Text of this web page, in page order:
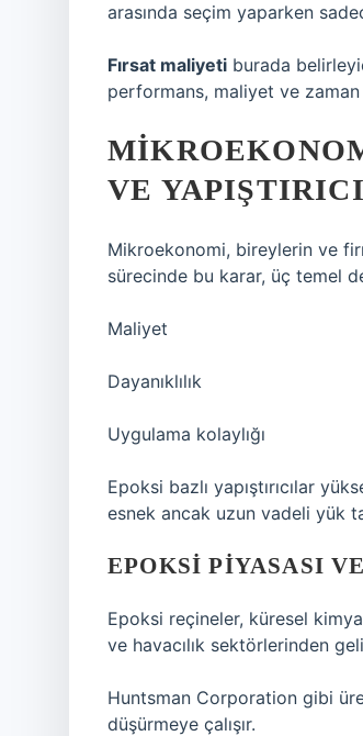
arasında seçim yaparken
Fırsat maliyeti burada
performans, maliyet ve zaman
VE
Mikroekonomi, bireylerin ve
sürecinde bu karar, üç temel
Maliyet
Dayanıklılık
Uygulama kolaylığı
Epoksi bazlı yapıştırıcılar
esnek ancak uzun vadeli yük
EPOKSI PIYASASI
Epoksi reçineler, küresel
ve havacılık sektörlerinden
Huntsman Corporation gibi
düşürmeye çalışır.